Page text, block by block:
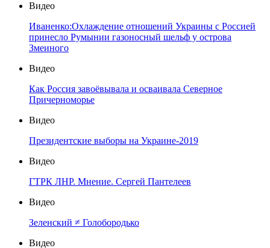
Видео
Иваненко:Охлаждение отношений Украины с Россией
принесло Румынии газоносный шельф у острова
Змеиного
Видео
Как Россия завоёвывала и осваивала Северное
Причерноморье
Видео
Президентские выборы на Украине-2019
Видео
ГТРК ЛНР. Мнение. Сергей Пантелеев
Видео
Зеленский ≠ Голобородько
Видео